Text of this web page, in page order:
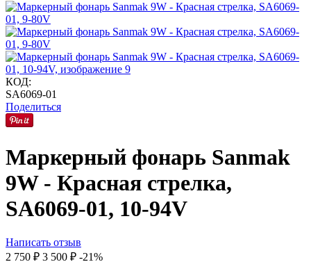
КОД:
SA6069-01
Поделиться
Маркерный фонарь Sanmak
9W - Красная стрелка,
SA6069-01, 10-94V
Написать отзыв
2 750 ₽ 3 500 ₽ -21%